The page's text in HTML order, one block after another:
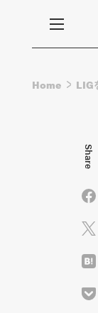
Home LIG
Share